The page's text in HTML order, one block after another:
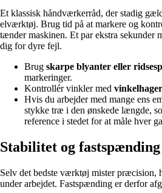
Et klassisk håndværkerråd, der stadig
elværktøj. Brug tid på at markere og
tænder maskinen. Et par ekstra sekunder
dig for dyre fejl.
Brug skarpe blyanter eller
markeringer.
Kontrollér vinkler med vinkelhager
Hvis du arbejder med mange ens
stykke træ i den ønskede længde,
reference i stedet for at måle hver
Stabilitet og fastspænding
Selv det bedste værktøj mister præcision,
under arbejdet. Fastspænding er derfor